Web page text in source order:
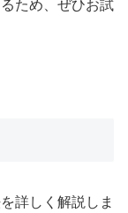
ため、ぜひお試
詳しく解説しま